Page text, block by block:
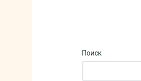
Поиск